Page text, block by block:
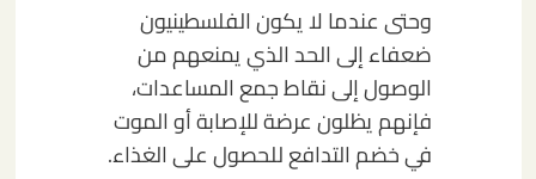
وحتى عندما لا يكون الفلسطينيون
ضعفاء إلى الحد الذي يمنعهم من
الوصول إلى نقاط جمع المساعدات،
فإنهم يظلون عرضة للإصابة أو الموت
في خضم التدافع للحصول على الغذاء.